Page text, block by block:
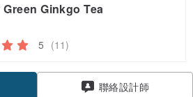
Green Ginkgo Tea
5 (11)
聯絡設計師